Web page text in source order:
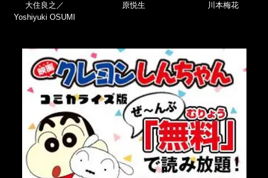
大住良之／
Yoshiyuki OSUMI
原悦生 川本梅花